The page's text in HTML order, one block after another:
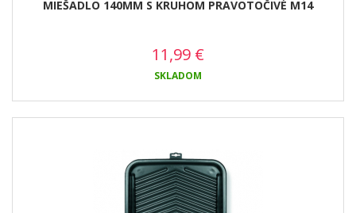
MIEŠADLO 140MM S KRUHOM PRAVOTOČIVÉ M14
11,99 €
SKLADOM